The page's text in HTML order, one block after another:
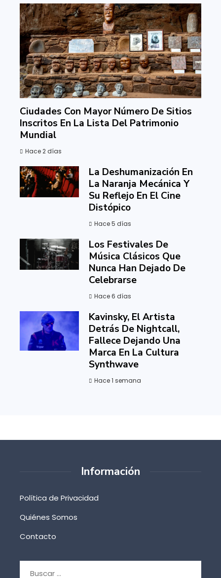
Ciudades Con Mayor Número De Sitios
Inscritos En La Lista Del Patrimonio
Mundial
Hace 2 días
La Deshumanización En
La Naranja Mecánica Y
Su Reflejo En El Cine
Distópico
Hace 5 días
Los Festivales De
Música Clásicos Que
Nunca Han Dejado De
Celebrarse
Hace 6 días
Kavinsky, El Artista
Detrás De Nightcall,
Fallece Dejando Una
Marca En La Cultura
Synthwave
Hace 1 semana
Información
Política de Privacidad
Quiénes Somos
Contacto